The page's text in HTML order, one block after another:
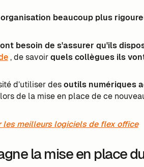
organisation beaucoup plus
ont besoin de s'assurer qu'ils
, de savoirquels collègues ils
d’utiliser desoutils numériques
de la mise en place de ce
les meilleurs logiciels de flex office
la mise en place